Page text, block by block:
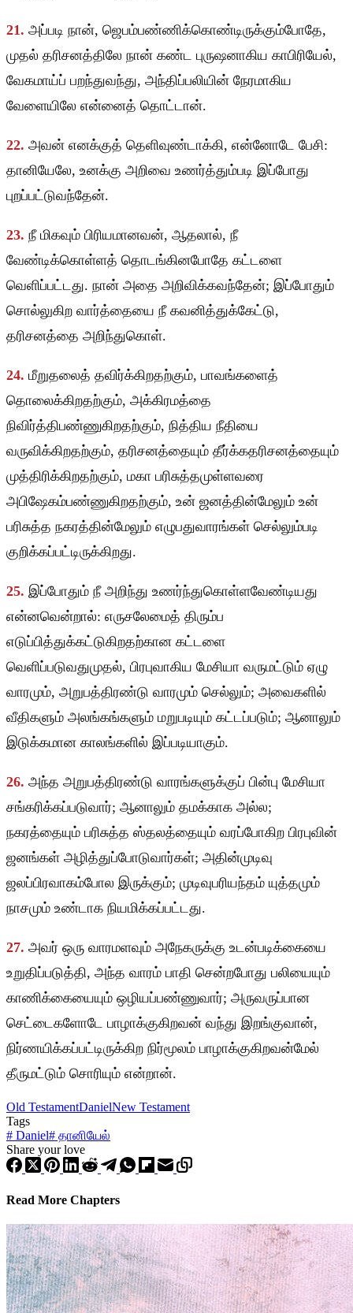
21. அப்படி நான், ஜெபம்பண்ணிக்கொண்டிருக்கும்போதே,
முதல் தரிசனத்திலே நான் கண்ட புருஷனாகிய காபிரியேல்,
வேகமாய்ப் பறந்துவந்து, அந்திப்பலியின் நேரமாகிய
வேளையிலே என்னைத் தொட்டான்.
22. அவன் எனக்குத் தெளிவுண்டாக்கி, என்னோடே பேசி:
தானியேலே, உனக்கு அறிவை உணர்த்தும்படி இப்போது
புறப்பட்டுவந்தேன்.
23. நீ மிகவும் பிரியமானவன், ஆதலால், நீ
வேண்டிக்கொள்ளத் தொடங்கினபோதே கட்டளை
வெளிப்பட்டது. நான் அதை அறிவிக்கவந்தேன்; இப்போதும்
சொல்லுகிற வார்த்தையை நீ கவனித்துக்கேட்டு,
தரிசனத்தை அறிந்துகொள்.
24. மீறுதலைத் தவிர்க்கிறதற்கும், பாவங்களைத்
தொலைக்கிறதற்கும், அக்கிரமத்தை
நிவிர்த்திபண்ணுகிறதற்கும், நித்திய நீதியை
வருவிக்கிறதற்கும், தரிசனத்தையும் தீர்க்கதரிசனத்தையும்
முத்திரிக்கிறதற்கும், மகா பரிசுத்தமுள்ளவரை
அபிஷேகம்பண்ணுகிறதற்கும், உன் ஜனத்தின்மேலும் உன்
பரிசுத்த நகரத்தின்மேலும் எழுபதுவாரங்கள் செல்லும்படி
குறிக்கப்பட்டிருக்கிறது.
25. இப்போதும் நீ அறிந்து உணர்ந்துகொள்ளவேண்டியது
என்னவென்றால்: எருசலேமைத் திரும்ப
எடுப்பித்துக்கட்டுகிறதற்கான கட்டளை
வெளிப்படுவதுமுதல், பிரபுவாகிய மேசியா வருமட்டும் ஏழு
வாரமும், அறுபத்திரண்டு வாரமும் செல்லும்; அவைகளில்
வீதிகளும் அலங்கங்களும் மறுபடியும் கட்டப்படும்; ஆனாலும்
இடுக்கமான காலங்களில் இப்படியாகும்.
26. அந்த அறுபத்திரண்டு வாரங்களுக்குப் பின்பு மேசியா
சங்கரிக்கப்படுவார்; ஆனாலும் தமக்காக அல்ல;
நகரத்தையும் பரிசுத்த ஸ்தலத்தையும் வரப்போகிற பிரபுவின்
ஜனங்கள் அழித்துப்போடுவார்கள்; அதின்முடிவு
ஜலப்பிரவாகம்போல இருக்கும்; முடிவுபரியந்தம் யுத்தமும்
நாசமும் உண்டாக நியமிக்கப்பட்டது.
27. அவர் ஒரு வாரமளவும் அநேகருக்கு உடன்படிக்கையை
உறுதிப்படுத்தி, அந்த வாரம் பாதி சென்றபோது பலியையும்
காணிக்கையையும் ஒழியப்பண்ணுவார்; அருவருப்பான
செட்டைகளோடே பாழாக்குகிறவன் வந்து இறங்குவான்,
நிர்ணயிக்கப்பட்டிருக்கிற நிர்மூலம் பாழாக்குகிறவன்மேல்
தீருமட்டும் சொரியும் என்றான்.
Old TestamentDanielNew Testament
Tags
# Daniel# தானியேல்
Share your love
Read More Chapters